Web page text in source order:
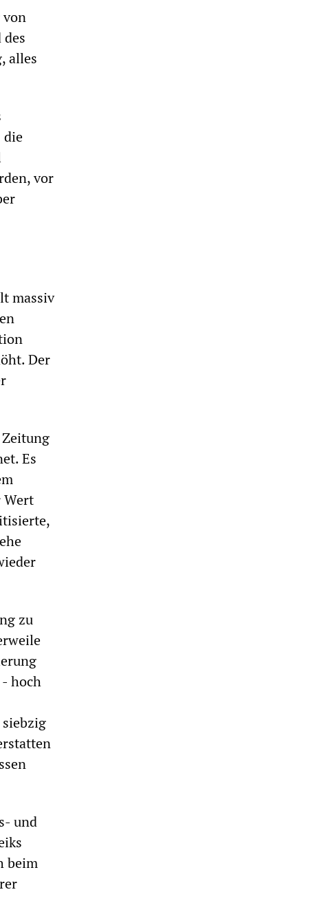
von
alles
die
vor
massiv
Der
Es
Wert
zu
hoch
und
beim